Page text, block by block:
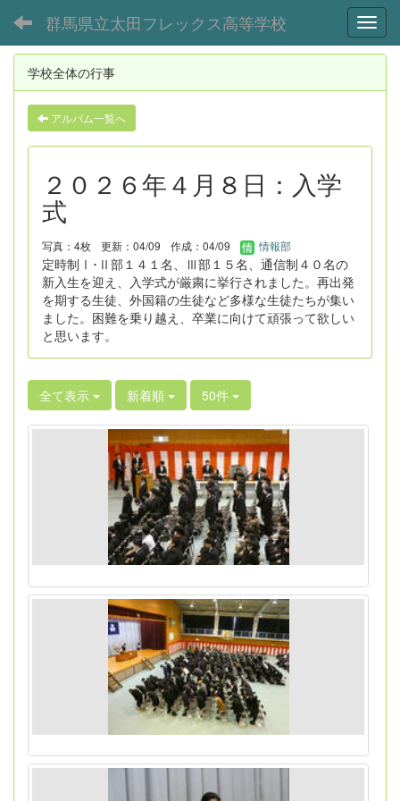
群馬県立太田フレックス高等学校
学校全体の行事
アルバム一覧へ
２０２６年４月８日：入学
式
写真：4枚 更新：04/09 作成：04/09 情報部
定時制Ⅰ･Ⅱ部１４１名、Ⅲ部１５名、通信制４０名の
新入生を迎え、入学式が厳粛に挙行されました。再出発
を期する生徒、外国籍の生徒など多様な生徒たちが集い
ました。困難を乗り越え、卒業に向けて頑張って欲しい
と思います。
全て表示 新着順 50件